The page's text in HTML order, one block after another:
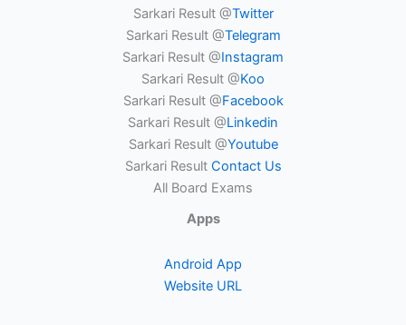
Sarkari Result @Twitter
Sarkari Result @Telegram
Sarkari Result @Instagram
Sarkari Result @Koo
Sarkari Result @Facebook
Sarkari Result @Linkedin
Sarkari Result @Youtube
Sarkari ResultContact Us
All Board Exams
Apps
Android App
Website URL